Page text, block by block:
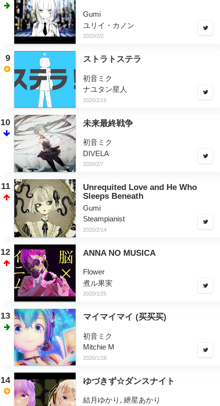
Gumi
ユリイ・カノン
2020/2/2
9 ストラトステラ
初音ミク
ナユタン星人
2020/2/16
10 未来最終戦争
初音ミク
DIVELA
2020/2/7
11
Unrequited Love and He Who
Sleeps Beneath
Gumi
Steampianist
2020/2/14
12 ANNA NO MUSICA
Flower
煮ル果実
2020/1/25
13 マイマイマイ (买买买)
初音ミク
Mitchie M
2020/1/28
14 ゆづきず☆ダンスナイト
結月ゆかり, 紲星あかり